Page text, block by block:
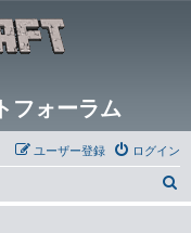
フォーラム
ログイン
ユーザー登録
索